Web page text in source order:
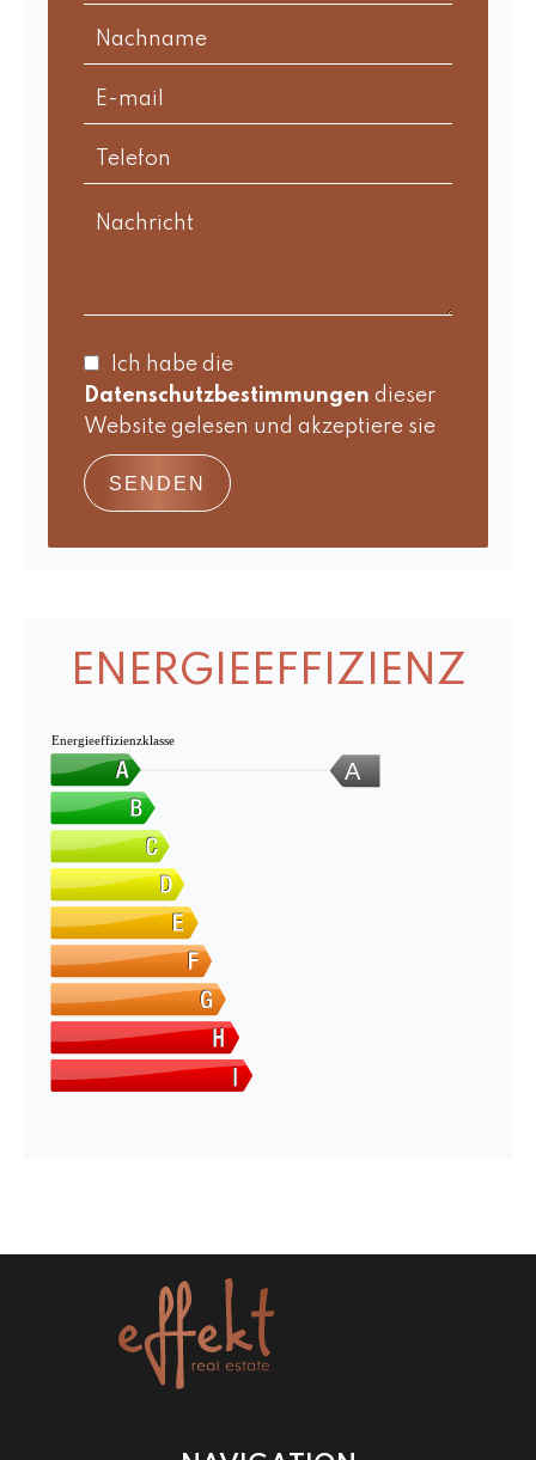
Ich habe die
Datenschutzbestimmungen dieser
Website gelesen und akzeptiere sie
SENDEN
ENERGIEEFFIZIENZ
A
Energieeffizienzklasse